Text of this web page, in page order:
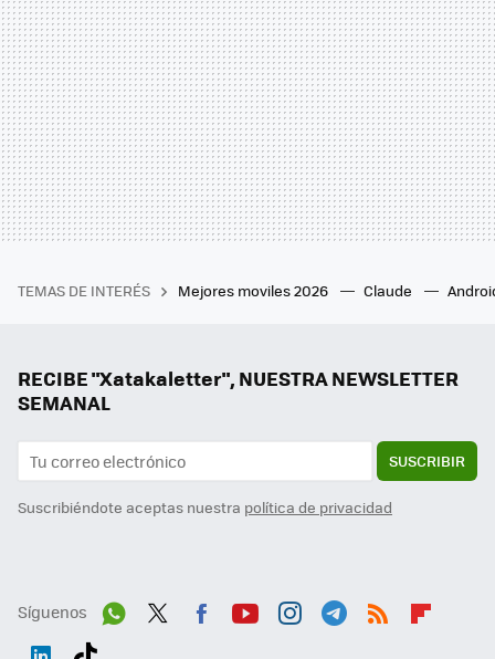
TEMAS DE INTERÉS Mejores moviles 2026 Claude
RECIBE "Xatakaletter", NUESTRA NEWSLETTER
SEMANAL
SUSCRIBIR
Suscribiéndote aceptas nuestra política de privacidad
Síguenos